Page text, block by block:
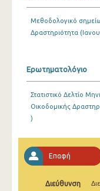
Ιουνίου 2025
Απριλίου 2025
Δεκεμβρίου
Μεθοδολογικό
Δραστηριότητα
Ερωτηματολόγιο
Στατιστικό Δελτίο
Οικοδομικής
)
Επαφή
Διεύθυνση